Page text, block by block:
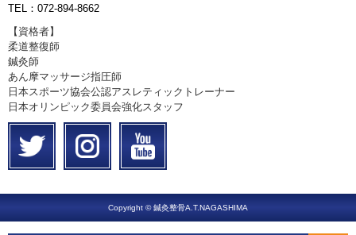
TEL：072-894-8662
【資格者】
柔道整復師
鍼灸師
あん摩マッサージ指圧師
日本スポーツ協会公認アスレティックトレーナー
日本オリンピック委員会強化スタッフ
Copyright © 鍼灸整骨A.T.NAGASHIMA